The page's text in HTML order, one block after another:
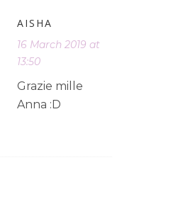
AISHA
16 March 2019 at
13:50
Grazie mille
Anna :D